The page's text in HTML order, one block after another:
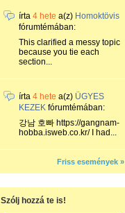
írta 4 hete a(z) Homoktövis
fórumtémában:
This clarified a messy topic
because you tie each
section...
írta 4 hete a(z) ÜGYES
KEZEK fórumtémában:
강남 호빠 https://gangnam-
hobba.isweb.co.kr/ I had...
Friss események »
Szólj hozzá te is!